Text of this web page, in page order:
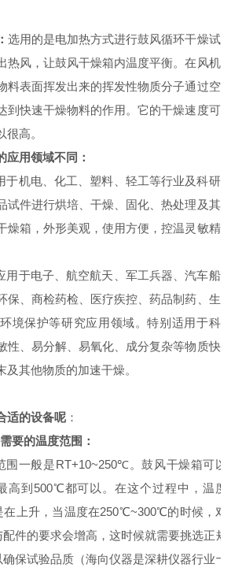
选用的是电加热方式进行鼓风循环干燥试
热风，让鼓风干燥箱内温度平衡。在风机
料表面挥发出来的挥发性物质分子通过空
到快速干燥物料的作用。它的干燥速度可
高。
应用领域不同：
于机电、化工、塑料、轻工等行业及科研
试件进行烘培、干燥、固化、热处理及其
燥箱，外形美观，使用方便，控温灵敏精
用于电子、航空航天、军工兵器、汽车船
保、商检药检、医疗疾控、药品制药、生
境保护等研究应用领域。特别适用于科
性、易分解、易氧化、成分复杂等物质快
其他物质的加速干燥。
适的设备呢 ：
要的温度范围：
围一般是RT+10~250℃。鼓风干燥箱可以
高到500℃都可以。在这个过程中，温度
在上升，当温度在250℃~300℃的时候，对
件的要求会增高，这时候就需要挑选正规
保试验品质（海向仪器是深耕仪器行业十